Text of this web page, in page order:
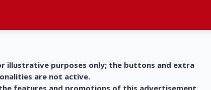
illustrative purposes only; the buttons and extra
are not active.
features and promotions of this advertisement.